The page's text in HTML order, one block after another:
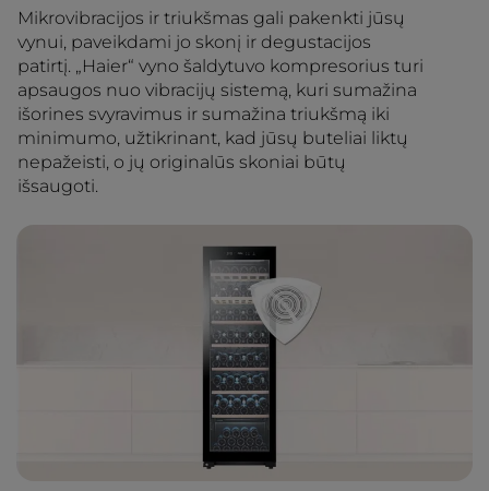
Mikrovibracijos ir triukšmas gali pakenkti jūsų
vynui, paveikdami jo skonį ir degustacijos
patirtį. „Haier“ vyno šaldytuvo kompresorius turi
apsaugos nuo vibracijų sistemą, kuri sumažina
išorines svyravimus ir sumažina triukšmą iki
minimumo, užtikrinant, kad jūsų buteliai liktų
nepažeisti, o jų originalūs skoniai būtų
išsaugoti.